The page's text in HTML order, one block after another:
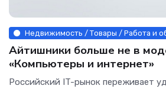
Недвижимость / Товары / Работа и
Айтишники больше не в
«Компьютеры и интернет»
Российский IT-рынок переживает